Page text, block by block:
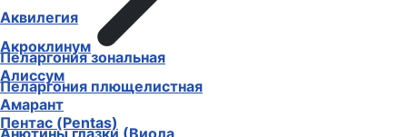
Пеларгония зональная
Пеларгония плющелистная
Пентас (Pentas)
Аквилегия
Акроклинум
Алиссум
Амарант
Анютины глазки (Виола